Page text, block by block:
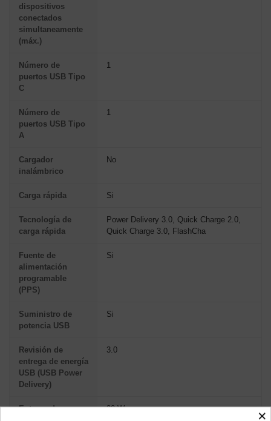
dispositivos
conectados
simultaneamente
(máx.)
Número de
puertos USB Tipo
C
1
Número de
puertos USB Tipo
A
1
Cargador
inalámbrico
No
Carga rápida Si
Tecnología de
carga rápida
Power Delivery 3.0, Quick Charge 2.0,
Quick Charge 3.0, FlashCha
Fuente de
alimentación
programable
(PPS)
Si
Suministro de
potencia USB
Si
Revisión de
entrega de energía
USB (USB Power
Delivery)
3.0
Entrega de
30 W ×